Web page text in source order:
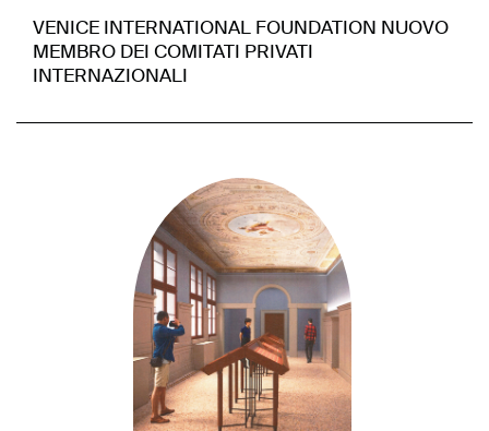
VENICE INTERNATIONAL FOUNDATION NUOVO
MEMBRO DEI COMITATI PRIVATI
INTERNAZIONALI